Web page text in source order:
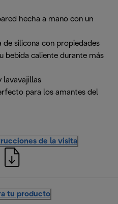
hecha a mano con un
de silicona con propiedades
bebida caliente durante más
lavavajillas
para los amantes del
de la visita
tu producto